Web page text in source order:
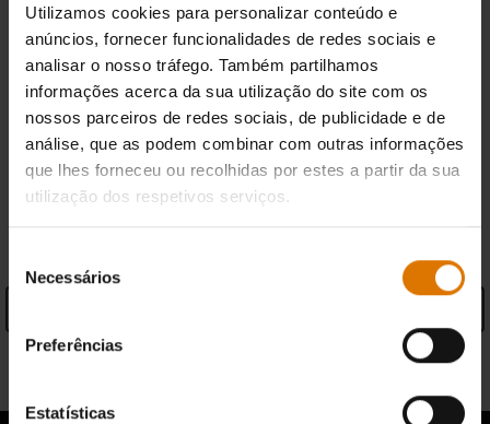
Utilizamos cookies para personalizar conteúdo e
anúncios, fornecer funcionalidades de redes sociais e
analisar o nosso tráfego. Também partilhamos
informações acerca da sua utilização do site com os
nossos parceiros de redes sociais, de publicidade e de
análise, que as podem combinar com outras informações
que lhes forneceu ou recolhidas por estes a partir da sua
utilização dos respetivos serviços.
Necessários
Preferências
Estatísticas
Devoluções gratuitas (Mais informação)
Encontrar um revendedor